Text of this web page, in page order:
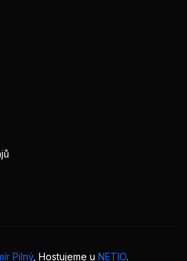
Pilný, Hostujeme u NETIO.